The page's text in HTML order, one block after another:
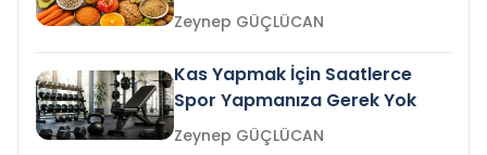
Zeynep GÜÇLÜCAN
Kas Yapmak İçin Saatlerce
Spor Yapmanıza Gerek Yok
Zeynep GÜÇLÜCAN